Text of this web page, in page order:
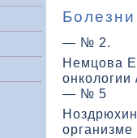
— № 2.
Немцова
— № 5